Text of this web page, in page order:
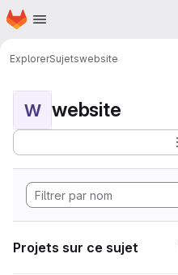
Passer au contenu principal
Page d'accueil
ExplorerSujetswebsite
W website
Projets sur ce sujet